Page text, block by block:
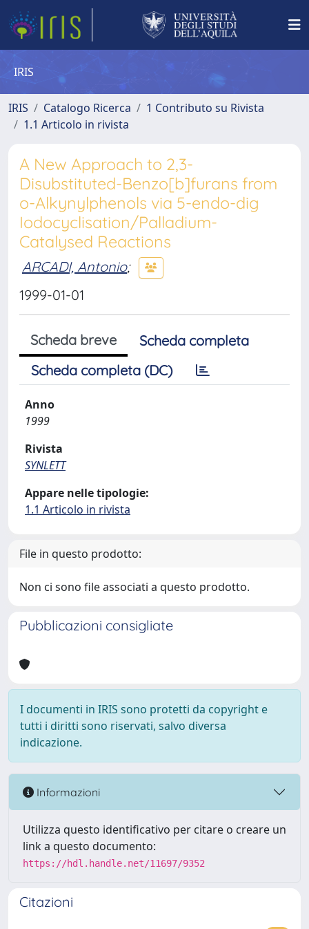
IRIS
IRIS Catalogo Ricerca
1 Contributo su Rivista
1.1 Articolo in rivista
A New Approach to 2,3-
Disubstituted-Benzo[b]furans from
o-Alkynylphenols via 5-endo-dig
Iodocyclisation/Palladium-
Catalysed Reactions
ARCADI, Antonio;
1999-01-01
Scheda breve
Scheda completa
Scheda completa (DC)
Anno
1999
Rivista
SYNLETT
Appare nelle tipologie:
1.1 Articolo in rivista
File in questo prodotto:
Non ci sono file associati a questo prodotto.
Pubblicazioni consigliate
I documenti in IRIS sono protetti da copyright e
tutti i diritti sono riservati, salvo diversa
indicazione.
Informazioni
Utilizza questo identificativo per citare o creare un
link a questo documento:
https://hdl.handle.net/11697/9352
Citazioni